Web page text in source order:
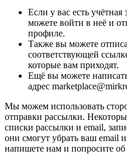
Если у вас есть
можете войти в неё и
профиле.
Также вы можете
соответствующей
которые вам приходят.
Ещё вы можете
адрес
Мы можем использовать
отправки рассылки.
списки рассылки и email,
они смогут убрать ваш email
напишете нам и попросите об